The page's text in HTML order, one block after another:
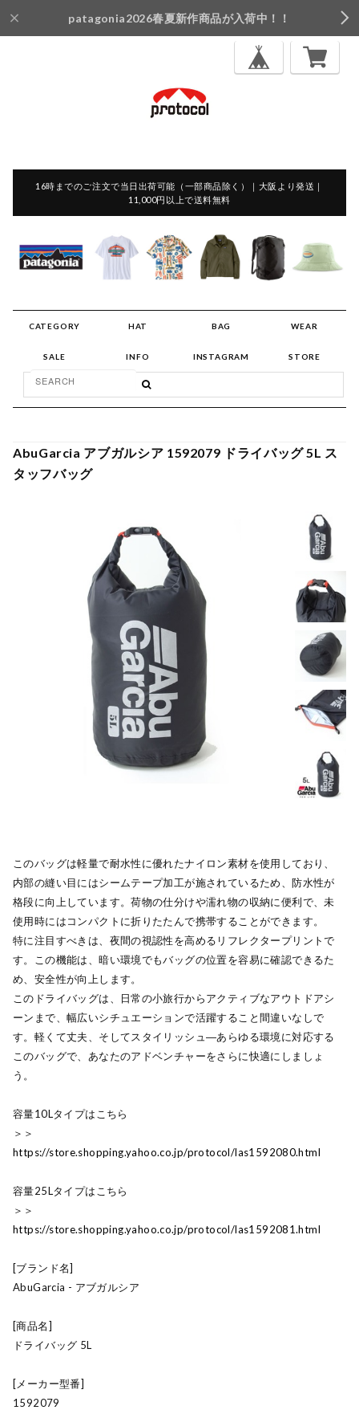
patagonia2026春夏新作商品が入荷中！！
16時までのご注文で当日出荷可能（一部商品除く）｜大阪より発送｜
11,000円以上で送料無料
CATEGORY HAT BAG WEAR
SALE INFO INSTAGRAM STORE
AbuGarcia アブガルシア 1592079 ドライバッグ 5L ス
タッフバッグ
このバッグは軽量で耐水性に優れたナイロン素材を使用しており、
内部の縫い目にはシームテープ加工が施されているため、防水性が
格段に向上しています。荷物の仕分けや濡れ物の収納に便利で、未
使用時にはコンパクトに折りたたんで携帯することができます。
特に注目すべきは、夜間の視認性を高めるリフレクタープリントで
す。この機能は、暗い環境でもバッグの位置を容易に確認できるた
め、安全性が向上します。
このドライバッグは、日常の小旅行からアクティブなアウトドアシ
ーンまで、幅広いシチュエーションで活躍すること間違いなしで
す。軽くて丈夫、そしてスタイリッシュ―あらゆる環境に対応する
このバッグで、あなたのアドベンチャーをさらに快適にしましょ
う。
容量10Lタイプはこちら
＞＞
https://store.shopping.yahoo.co.jp/protocol/las1592080.html
容量25Lタイプはこちら
＞＞
https://store.shopping.yahoo.co.jp/protocol/las1592081.html
[ブランド名]
AbuGarcia - アブガルシア
[商品名]
ドライバッグ 5L
[メーカー型番]
1592079